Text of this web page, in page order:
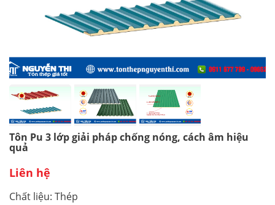
Tôn Pu 3 lớp giải pháp chống nóng, cách âm hiệu
quả
Liên hệ
Chất liệu: Thép